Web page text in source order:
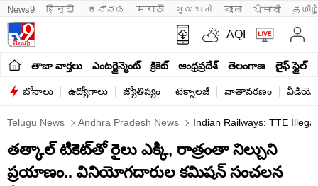
News9 हिन्दी ಕನ್ನಡ मराठी ગુજરાતી বাংলা ਪੰਜਾਬੀ
AQI
తాజా వార్తలు ఎంటర్టైన్మెంట్ క్రికెట్ ఆంధ్రప్రదేశ్ తెలంగాణ లైఫ్ స్టైల్
బోనాలు ఉద్యోగాలు జ్యోతిష్యం టెక్నాలజీ వాతావరణం
Telugu News Andhra Pradesh News Indian Railways: TTE
తత్కాల్ టికెట్‌తో రైలు ఎక్కి, రాత్రంతా నిల్చుని
ప్రయాణం.. వినియోగదారుల కమిషన్ సంచలన